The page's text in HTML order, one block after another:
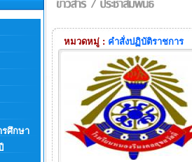
ศึกษา
หมวดหมู่ : คำสั่งปฏิบัติราชการ